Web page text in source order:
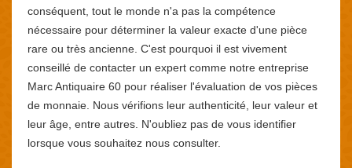
conséquent, tout le monde n'a pas la compétence
nécessaire pour déterminer la valeur exacte d'une pièce
rare ou très ancienne. C'est pourquoi il est vivement
conseillé de contacter un expert comme notre entreprise
Marc Antiquaire 60 pour réaliser l'évaluation de vos pièces
de monnaie. Nous vérifions leur authenticité, leur valeur et
leur âge, entre autres. N'oubliez pas de vous identifier
lorsque vous souhaitez nous consulter.